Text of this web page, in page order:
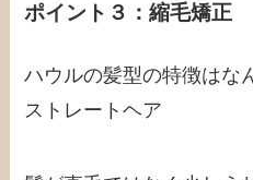
ポイント３：縮毛矯正
ハウルの髪型の特徴はな
ストレートヘア